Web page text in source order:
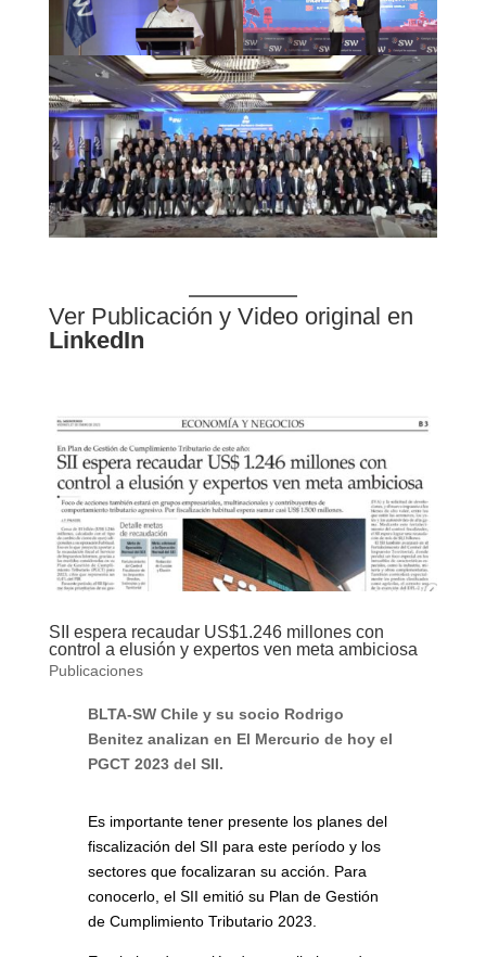
Ver Publicación y Video original en
LinkedIn
SII espera recaudar US$1.246 millones con
control a elusión y expertos ven meta ambiciosa
Publicaciones
BLTA-SW Chile y su socio Rodrigo
Benitez analizan en El Mercurio de hoy el
PGCT 2023 del SII.
Es importante tener presente los planes del
fiscalización del SII para este período y los
sectores que focalizaran su acción. Para
conocerlo, el SII emitió su Plan de Gestión
de Cumplimiento Tributario 2023.